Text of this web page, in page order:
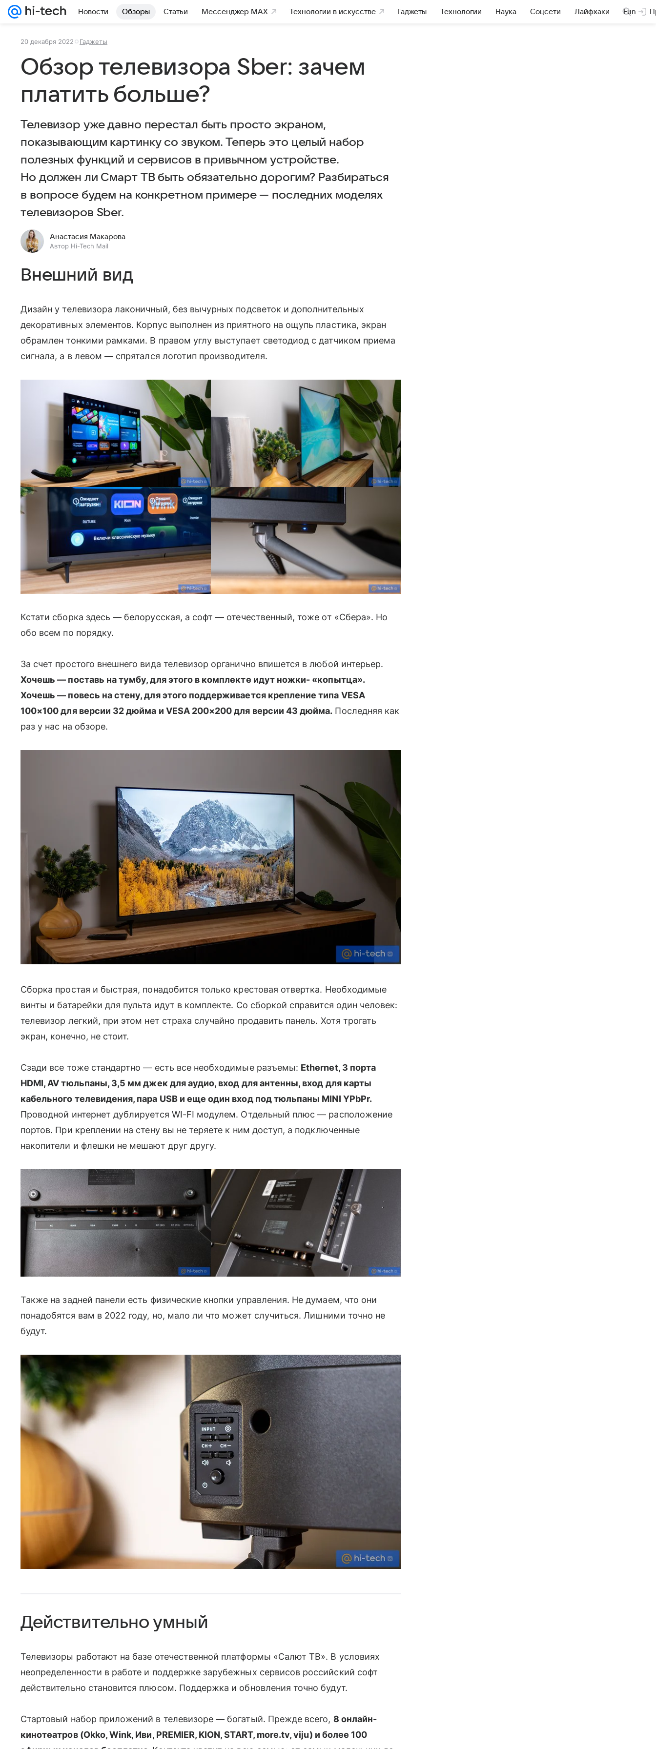
Новости Обзоры Статьи Мессенджер MAX Технологии в искусстве Гаджеты Технологии Наука Соцсети Лайфхаки Fun
20 декабря 2022 Гаджеты
Обзор телевизора Sber: зачем
платить больше?
Телевизор уже давно перестал быть просто экраном,
показывающим картинку со звуком. Теперь это целый набор
полезных функций и сервисов в привычном устройстве.
Но должен ли Смарт ТВ быть обязательно дорогим? Разбираться
в вопросе будем на конкретном примере — последних моделях
телевизоров Sber.
Анастасия Макарова
Автор Hi-Tech Mail
Внешний вид
Дизайн у телевизора лаконичный, без вычурных подсветок и дополнительных
декоративных элементов. Корпус выполнен из приятного на ощупь пластика, экран
обрамлен тонкими рамками. В правом углу выступает светодиод с датчиком приема
сигнала, а в левом — спрятался логотип производителя.
Кстати сборка здесь — белорусская, а софт — отечественный, тоже от «Сбера». Но
обо всем по порядку.
За счет простого внешнего вида телевизор органично впишется в любой интерьер.
Хочешь — поставь на тумбу, для этого в комплекте идут ножки- «копытца».
Хочешь — повесь на стену, для этого поддерживается крепление типа VESA
100×100 для версии 32 дюйма и VESA 200×200 для версии 43 дюйма. Последняя как
раз у нас на обзоре.
Сборка простая и быстрая, понадобится только крестовая отвертка. Необходимые
винты и батарейки для пульта идут в комплекте. Со сборкой справится один человек:
телевизор легкий, при этом нет страха случайно продавить панель. Хотя трогать
экран, конечно, не стоит.
Сзади все тоже стандартно — есть все необходимые разъемы: Ethernet, 3 порта
HDMI, AV тюльпаны, 3,5 мм джек для аудио, вход для антенны, вход для карты
кабельного телевидения, пара USB и еще один вход под тюльпаны MINI YPbPr.
Проводной интернет дублируется WI-FI модулем. Отдельный плюс — расположение
портов. При креплении на стену вы не теряете к ним доступ, а подключенные
накопители и флешки не мешают друг другу.
Также на задней панели есть физические кнопки управления. Не думаем, что они
понадобятся вам в 2022 году, но, мало ли что может случиться. Лишними точно не
будут.
Действительно умный
Телевизоры работают на базе отечественной платформы «Салют ТВ». В условиях
неопределенности в работе и поддержке зарубежных сервисов российский софт
действительно становится плюсом. Поддержка и обновления точно будут.
Стартовый набор приложений в телевизоре — богатый. Прежде всего, 8 онлайн-
кинотеатров (Okko, Wink, Иви, PREMIER, KION, START, more.tv, viju) и более 100